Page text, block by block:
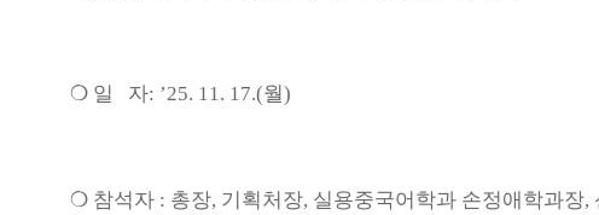
❍ 일 자: ’25. 11. 17.(월)
❍ 참석자 : 총장, 기획처장, 실용중국어학과 손정애학과장,